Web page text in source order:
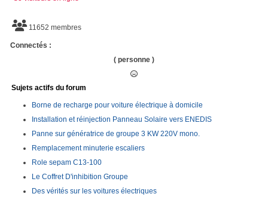
11652 membres
Connectés :
( personne )
Sujets actifs du forum
Borne de recharge pour voiture électrique à domicile
Installation et réinjection Panneau Solaire vers ENEDIS
Panne sur génératrice de groupe 3 KW 220V mono.
Remplacement minuterie escaliers
Role sepam C13-100
Le Coffret D'inhibition Groupe
Des vérités sur les voitures électriques